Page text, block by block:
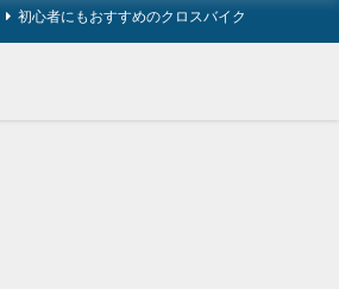
初心者にもおすすめのクロスバイク